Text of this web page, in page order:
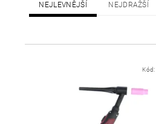
NEJLEVNĚJŠÍ NEJDRAŽŠÍ
Kód: